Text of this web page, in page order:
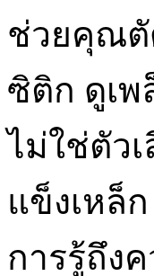
ช่วยคุณตั
ซิติก ดูเ
ไม่ใช่ตัว
แข็งเหล็
การรู้ถึง